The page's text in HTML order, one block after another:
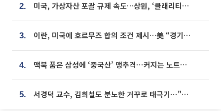
2. 미국, 가상자산 포괄 규제 속도…상원, ‘클래리티법’ 9월 절차투표 추진
3. 이란, 미국에 호르무즈 합의 조건 제시…美 “경기 아직 안 끝나” [종합]
4. 맥북 품은 삼성에 ‘중국산’ 맹추격⋯커지는 노트북 OLED 시장
5. 서경덕 교수, 김희철도 분노한 거꾸로 태극기⋯"엉터리는 아냐, 아쉬울 뿐"